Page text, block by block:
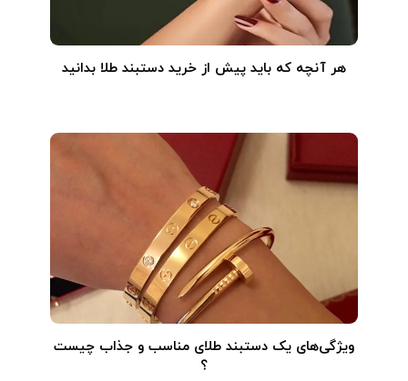
هر آنچه که باید پیش از خرید دستبند طلا بدانید
ویژگی‌های یک دستبند طلای مناسب و جذاب چیست
؟